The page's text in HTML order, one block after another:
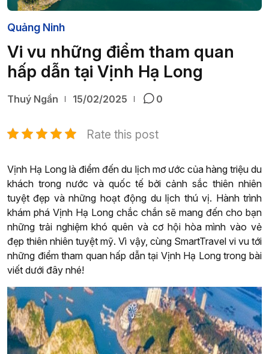
Quảng Ninh
Vi vu những điểm tham quan
hấp dẫn tại Vịnh Hạ Long
Thuý Ngần 15/02/2025 0
Rate this post
Vịnh Hạ Long là điểm đến du lịch mơ ước của hàng triệu du
khách trong nước và quốc tế bởi cảnh sắc thiên nhiên
tuyệt đẹp và những hoạt động du lịch thú vị. Hành trình
khám phá Vịnh Hạ Long chắc chắn sẽ mang đến cho bạn
những trải nghiệm khó quên và cơ hội hòa mình vào vẻ
đẹp thiên nhiên tuyệt mỹ. Vì vậy, cùng SmartTravel vi vu tới
những điểm tham quan hấp dẫn tại Vịnh Hạ Long trong bài
viết dưới đây nhé!